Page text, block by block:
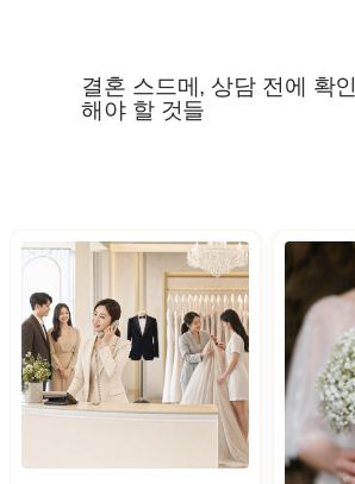
결혼 스드메, 상담 전에 확인
해야 할 것들